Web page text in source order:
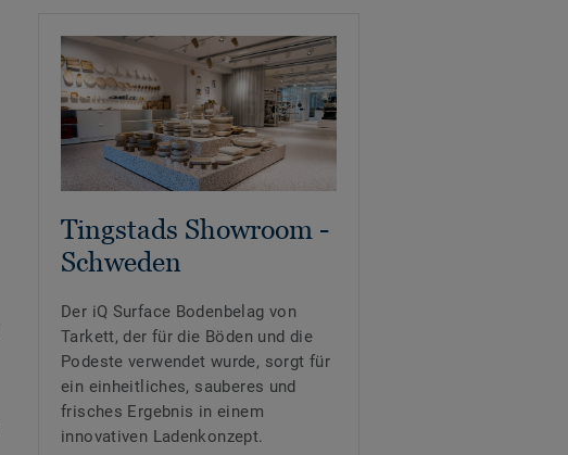
Tingstads Showroom -
Schweden
Der iQ Surface Bodenbelag von
Tarkett, der für die Böden und die
Podeste verwendet wurde, sorgt für
ein einheitliches, sauberes und
frisches Ergebnis in einem
innovativen Ladenkonzept.